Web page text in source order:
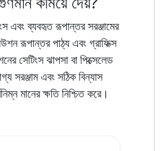
এবং ব্যবহৃত রূপান্তর সরঞ্জামের
রূপান্তর পাঠ্য এবং গ্রাফিক্স
সেটিংস ঝাপসা বা পিক্সেলেড
সরঞ্জাম এবং সঠিক বিন্যাস
মানের ক্ষতি নিশ্চিত করে।